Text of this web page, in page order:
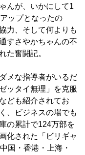
んが、いかにして1
ップとなったの
力、そして何よりも
すさやかちゃんの不
た奮闘記。
メな指導者がいるだ
ッタイ無理」を克服
ども紹介されてお
、ビジネスの場でも
の累計で124万部を
化された「ビリギャ
国・香港・上海・